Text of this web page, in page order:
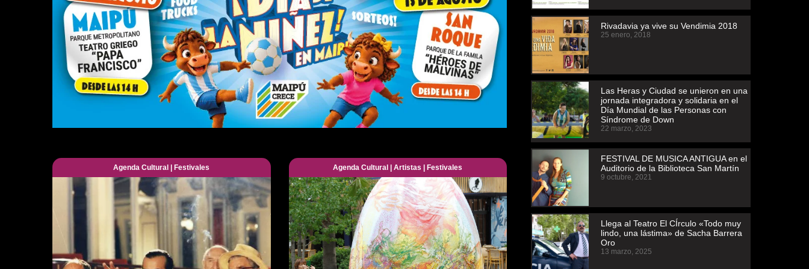
Agenda Cultural Festivales Agenda Cultural |Artistas Festivales
Rivadavia ya vive su Vendimia 2018
25 enero, 2018
Las Heras y Ciudad se unieron en una
jornada integradora y solidaria en el
Día Mundial de las Personas con
Síndrome de Down
22 marzo, 2023
FESTIVAL DE MUSICA ANTIGUA en el
Auditorio de la Biblioteca San Martín
9 octubre, 2021
Llega al Teatro El CÍrculo «Todo muy
lindo, una lástima» de Sacha Barrera
Oro
13 marzo, 2025